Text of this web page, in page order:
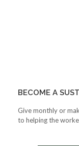
BECOME A
Give monthly or
to helping the